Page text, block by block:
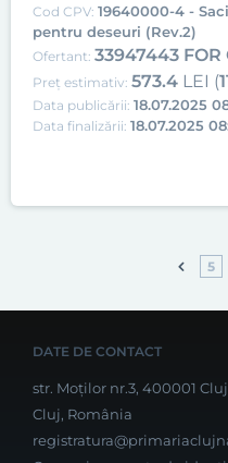
Cod CPV: 19640000-4 -
pentru deseuri (Rev.2)
Ofertant: 33947443 FOR
Preț estimativ: 573.4 LEI (
Data publicării: 18.07.2025
Data finalizării: 18.07.2025
5
DATE DE CONTACT
str. Moților nr.3, 400001
Cluj, România